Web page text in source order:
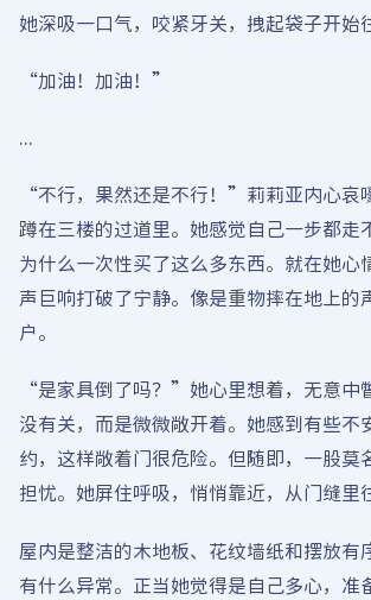
她深吸一口气，咬紧牙关，拽起袋子开始
“加油！加油！”
...
“不行，果然还是不行！”莉莉亚内心哀
蹲在三楼的过道里。她感觉自己一步都走
为什么一次性买了这么多东西。就在她心
声巨响打破了宁静。像是重物摔在地上的
户。
“是家具倒了吗？”她心里想着，无意中
没有关，而是微微敞开着。她感到有些不
约，这样敞着门很危险。但随即，一股莫
担忧。她屏住呼吸，悄悄靠近，从门缝里
屋内是整洁的木地板、花纹墙纸和摆放有
有什么异常。正当她觉得是自己多心，准